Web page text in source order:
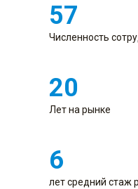
57
Численность
20
Лет на рынке
6
лет средний стаж